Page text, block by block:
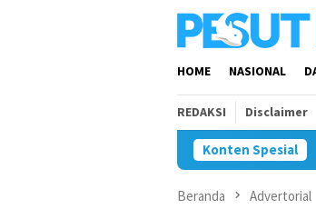
HOME NASIONAL
REDAKSI Disclaimer
Konten Spesial
Beranda Advertorial